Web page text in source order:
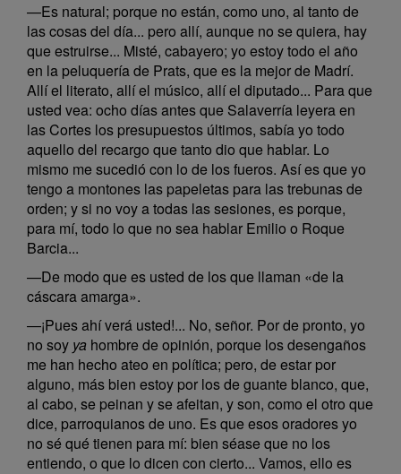
—Es natural; porque no están, como uno, al tanto de
las cosas del día... pero allí, aunque no se quiera, hay
que estruirse... Misté, cabayero; yo estoy todo el año
en la peluquería de Prats, que es la mejor de Madrí.
Allí el literato, allí el músico, allí el diputado... Para que
usted vea: ocho días antes que Salaverría leyera en
las Cortes los presupuestos últimos, sabía yo todo
aquello del recargo que tanto dio que hablar. Lo
mismo me sucedió con lo de los fueros. Así es que yo
tengo a montones las papeletas para las trebunas de
orden; y si no voy a todas las sesiones, es porque,
para mí, todo lo que no sea hablar Emilio o Roque
Barcia...
—De modo que es usted de los que llaman «de la
cáscara amarga».
—¡Pues ahí verá usted!... No, señor. Por de pronto, yo
no soy ya hombre de opinión, porque los desengaños
me han hecho ateo en política; pero, de estar por
alguno, más bien estoy por los de guante blanco, que,
al cabo, se peinan y se afeitan, y son, como el otro que
dice, parroquianos de uno. Es que esos oradores yo
no sé qué tienen para mí: bien séase que no los
entiendo, o que lo dicen con cierto... Vamos, ello es